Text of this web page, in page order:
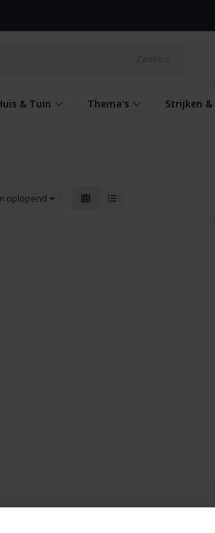
& Tuin Thema's Strijken &
oplopend